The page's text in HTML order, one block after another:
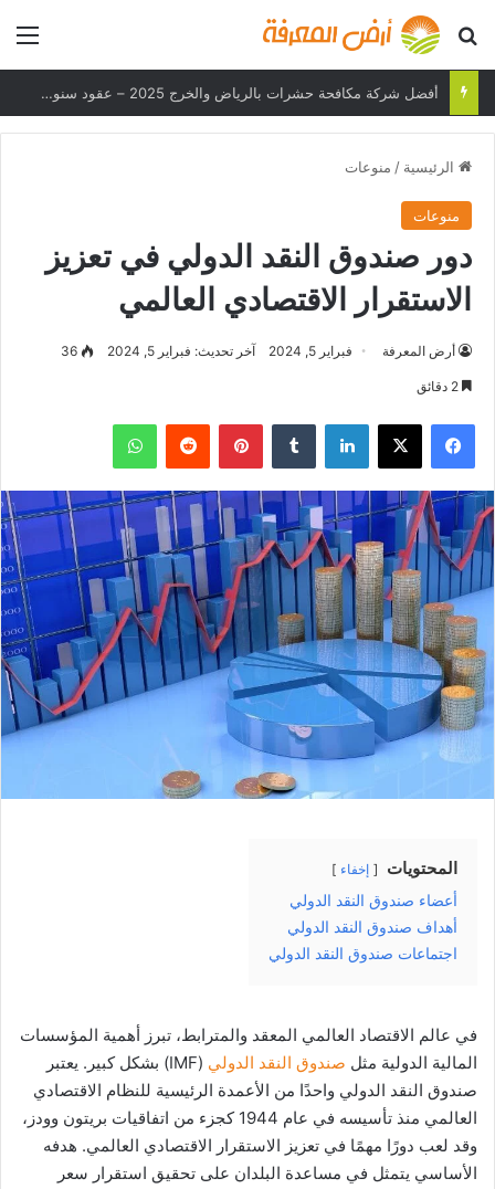
بحث عن
أفضل شركة مكافحة حشرات بالرياض والخرج 2025 – عقود سنوية وحلول فعالة
الرئيسية / منوعات
منوعات
دور صندوق النقد الدولي في تعزيز
الاستقرار الاقتصادي العالمي
أرض المعرفة فبراير 5, 2024 آخر تحديث: فبراير 5, 2024 36
فيسبوك ‫X لينكدإن بينتيريست واتساب
المحتويات إخفاء
أعضاء صندوق النقد الدولي
أهداف صندوق النقد الدولي
اجتماعات صندوق النقد الدولي
في عالم الاقتصاد العالمي المعقد والمترابط، تبرز أهمية المؤسسات
المالية الدولية مثل صندوق النقد الدولي
(IMF) بشكل كبير. يعتبر
صندوق النقد الدولي واحدًا من الأعمدة الرئيسية للنظام الاقتصادي
العالمي منذ تأسيسه في عام 1944 كجزء من اتفاقيات بريتون وودز،
وقد لعب دورًا مهمًا في تعزيز الاستقرار الاقتصادي العالمي. هدفه
الأساسي يتمثل في مساعدة البلدان على تحقيق استقرار سعر